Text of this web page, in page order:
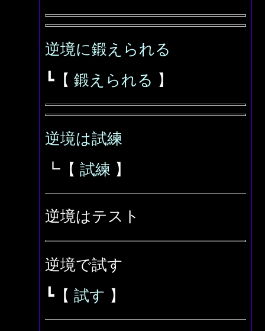
逆境に鍛えられる
┗【 鍛えられる 】
逆境は試練
┗【 試練 】
逆境はテスト
逆境で試す
┗【 試す 】